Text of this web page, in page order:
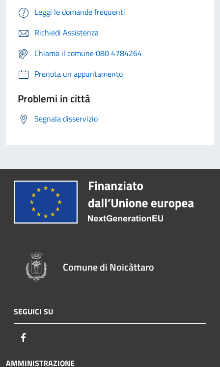
Leggi le domande frequenti
Richiedi Assistenza
Chiama il comune 080 4784264
Prenota un appuntamento
Problemi in città
Segnala disservizio
Comune di Noicàttaro
SEGUICI SU
AMMINISTRAZIONE